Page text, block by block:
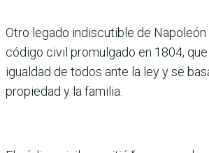
Otro legado indiscutible de Napoleón
código civil promulgado en 1804,
igualdad de todos ante la ley y se
propiedad y la familia.